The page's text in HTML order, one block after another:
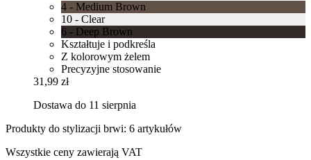
4 - Medium Brown
10 - Clear
6 - Deep Brown
Kształtuje i podkreśla
Z kolorowym żelem
Precyzyjne stosowanie
31,99 zł
Dostawa do 11 sierpnia
Produkty do stylizacji brwi: 6 artykułów
Wszystkie ceny zawierają VAT